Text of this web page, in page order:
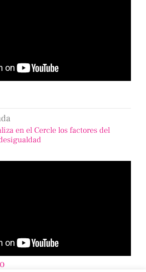
en el Cercle los factores del